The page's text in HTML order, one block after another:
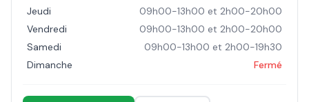
Jeudi
09h00-13h00 et 2h00-20h00
Vendredi
09h00-13h00 et 2h00-20h00
Samedi
09h00-13h00 et 2h00-19h30
Dimanche
Fermé